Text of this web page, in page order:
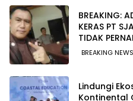
BREAKING:
KERAS PT
TIDAK
WAWOONE!
BREAKING NEWS
Lindungi
Kontinental